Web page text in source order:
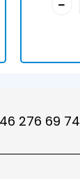
276 69 74